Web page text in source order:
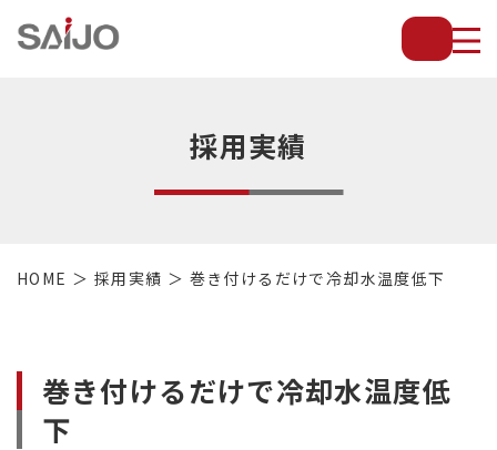
薄
放
型・
設
採用実績
HOME 採用実績 巻き付けるだけで冷却水温度低下
巻き付けるだけで冷却水温度低
下